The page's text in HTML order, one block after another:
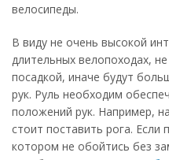
велосипеды.
В виду не очень высокой
длительных велопоходах,
посадкой, иначе будут
рук. Руль необходим
положений рук. Например,
стоит поставить рога. Если
котором не обойтись без